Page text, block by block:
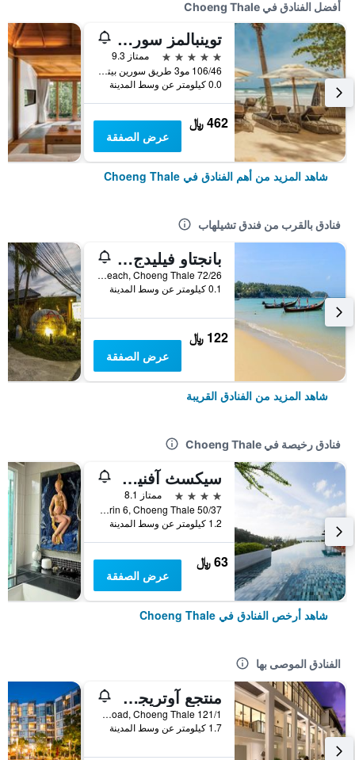
أفضل الفنادق في Choeng Thale
توينبالمز سورين بيتش فوكيت
5 نجوم
ممتاز 9.3
106/46 مو3 طريق سورين بيتش, Choeng Thale, تايلاند
0.0 كيلومتر عن وسط المدينة
462 ﷼
عرض الصفقة
شاهد المزيد من أهم الفنادق في Choeng Thale
فنادق بالقرب من فندق تشيلهاب
بانجتاو فيليدج ريزورت
72/26 Moo 3, Bangtao Beach, Choeng Thale, تايلاند
0.1 كيلومتر عن وسط المدينة
122 ﷼
عرض الصفقة
شاهد المزيد من الفنادق القريبة
فنادق رخيصة في Choeng Thale
سيكسث آفنيو سورين بيتش
4 نجوم
ممتاز 8.1
50/37 Moo 3, Soi Had Surin 6, Choeng Thale, تايلاند
1.2 كيلومتر عن وسط المدينة
63 ﷼
عرض الصفقة
شاهد أرخص الفنادق في Choeng Thale
الفنادق الموصى بها
منتجع آوتريجر شاطئ سورين
121/1 Moo 3, Srisunthorn Road, Choeng Thale, تايلاند
1.7 كيلومتر عن وسط المدينة